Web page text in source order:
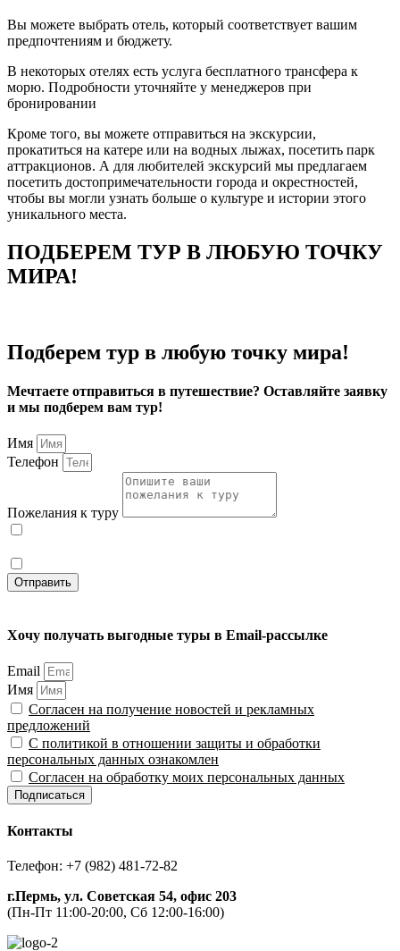
Вы можете выбрать отель, который соответствует вашим
предпочтениям и бюджету.
В некоторых отелях есть услуга бесплатного трансфера к
морю. Подробности уточняйте у менеджеров при
бронировании
Кроме того, вы можете отправиться на экскурсии,
прокатиться на катере или на водных лыжах, посетить парк
аттракционов. А для любителей экскурсий мы предлагаем
посетить достопримечательности города и окрестностей,
чтобы вы могли узнать больше о культуре и истории этого
уникального места.
ПОДБЕРЕМ ТУР В ЛЮБУЮ ТОЧКУ
МИРА!
Подберем тур в любую точку мира!
Мечтаете отправиться в путешествие? Оставляйте заявку
и мы подберем вам тур!
Имя
Телефон
Пожелания к туру
Отправить
Хочу получать выгодные туры в Email-рассылке
Email
Имя
Согласен на получение новостей и рекламных
предложений
С политикой в отношении защиты и обработки
персональных данных ознакомлен
Согласен на обработку моих персональных данных
Подписаться
Контакты
Телефон: +7 (982) 481-72-82
г.Пермь, ул. Советская 54, офис 203
(Пн-Пт 11:00-20:00, Сб 12:00-16:00)